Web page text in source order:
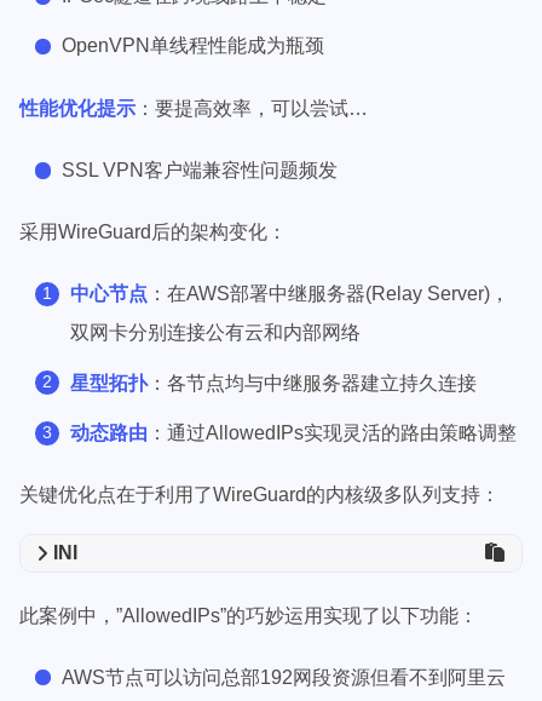
OpenVPN单线程性能成为瓶颈
性能优化提示 ：要提高效率，可以尝试…
SSL VPN客户端兼容性问题频发
采用WireGuard后的架构变化：
中心节点 ：在AWS部署中继服务器(Relay Server)，
双网卡分别连接公有云和内部网络
星型拓扑：各节点均与中继服务器建立持久连接
动态路由 ：通过AllowedIPs实现灵活的路由策略调整
关键优化点在于利用了WireGuard的内核级多队列支持：
INI
此案例中，”AllowedIPs”的巧妙运用实现了以下功能：
AWS节点可以访问总部192网段资源但看不到阿里云